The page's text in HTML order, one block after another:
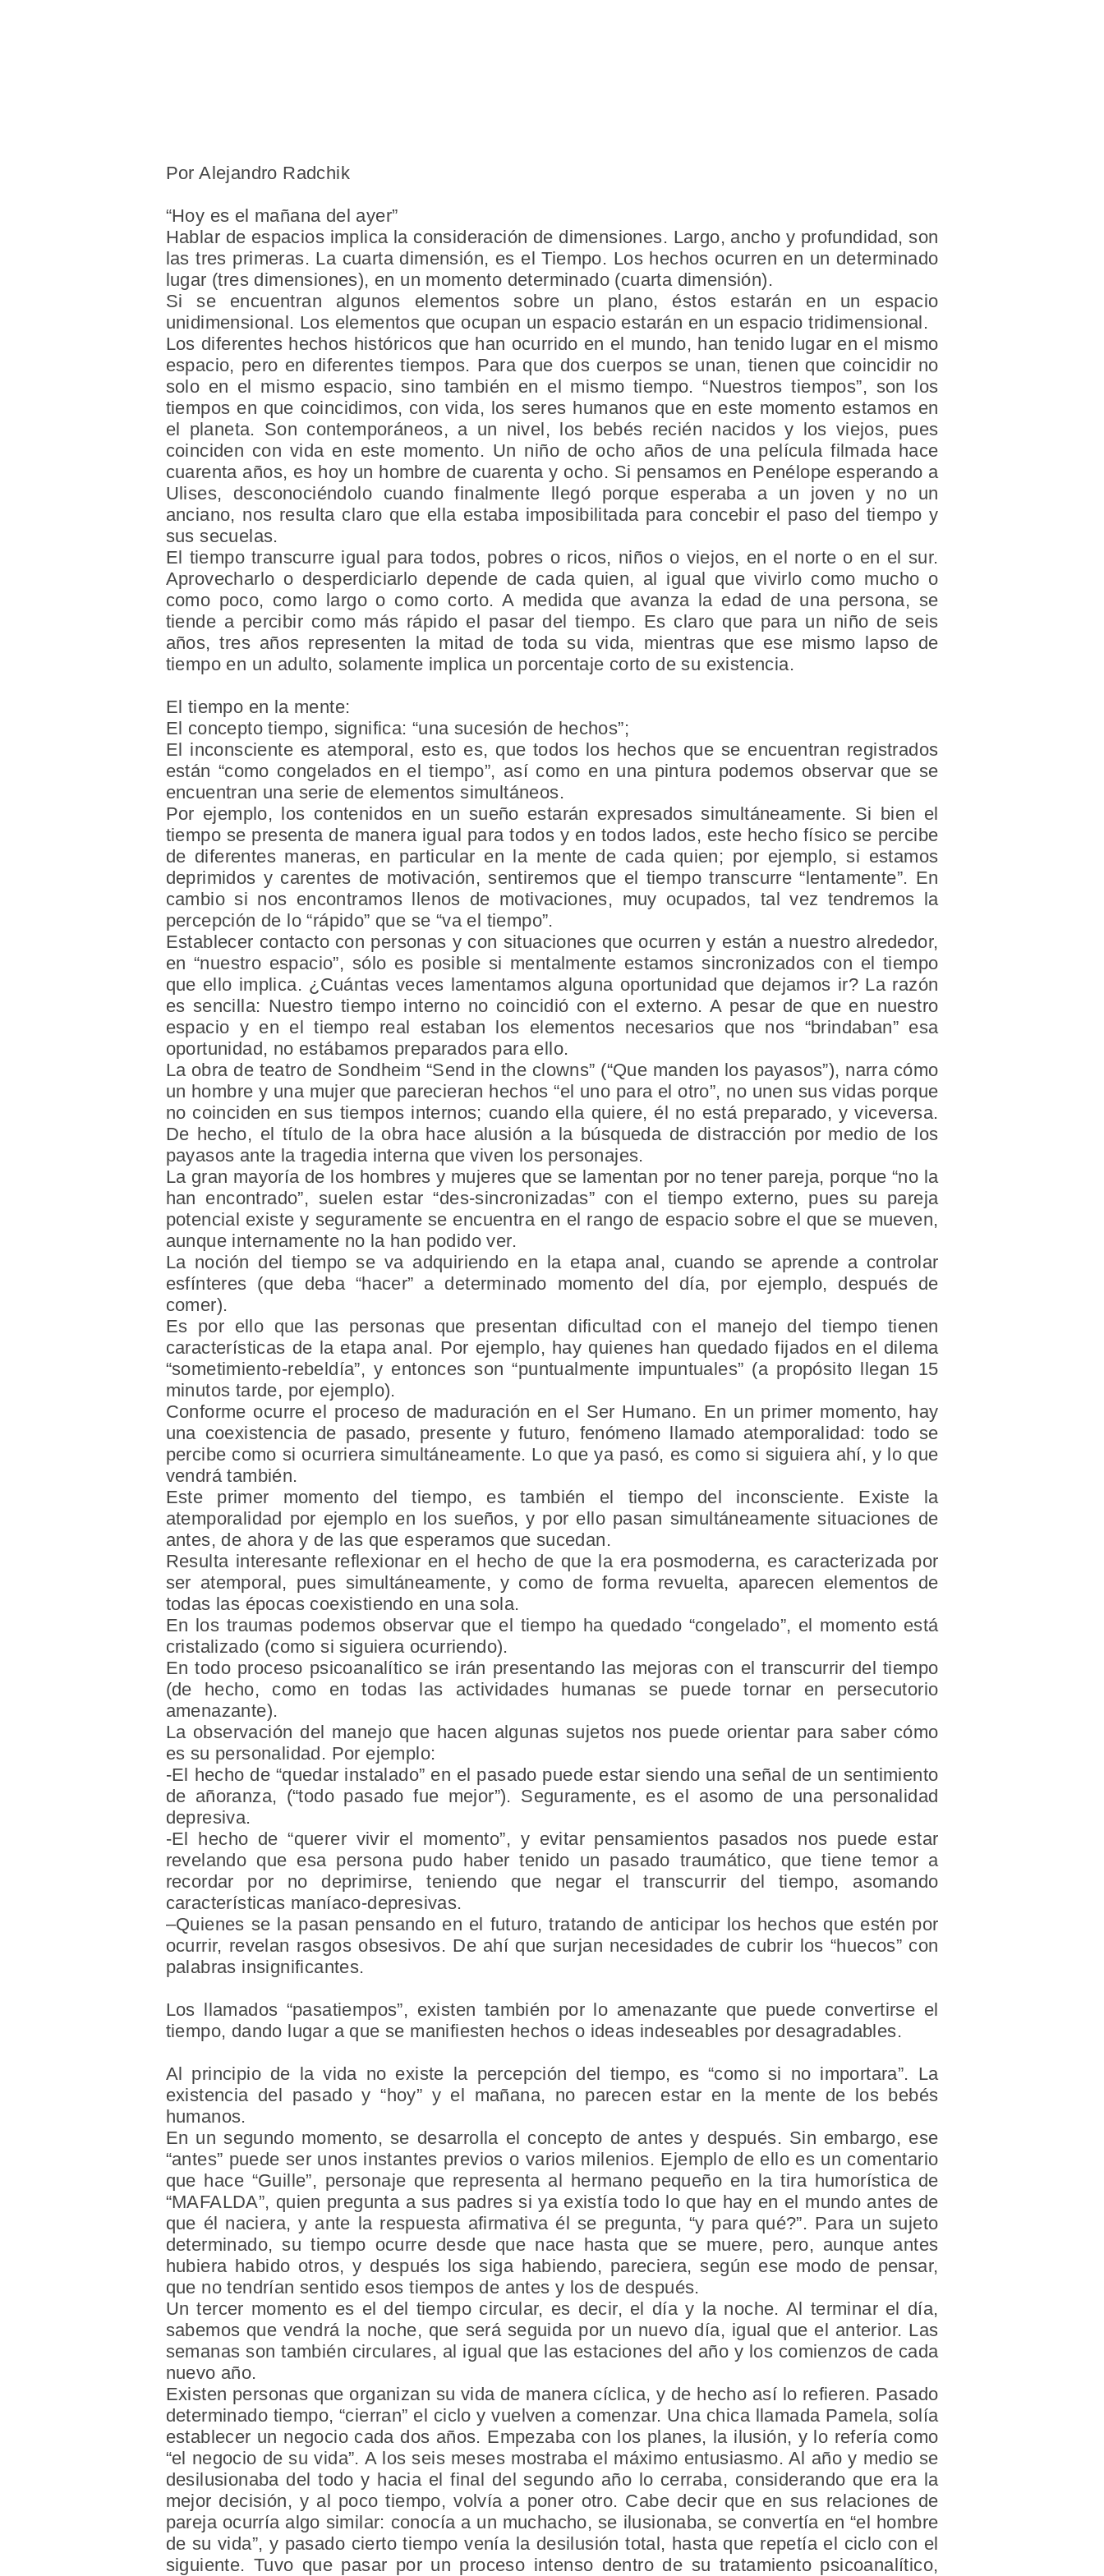
Por Alejandro Radchik
“Hoy es el mañana del ayer”
Hablar de espacios implica la consideración de dimensiones. Largo, ancho y profundidad, son
las tres primeras. La cuarta dimensión, es el Tiempo. Los hechos ocurren en un determinado
lugar (tres dimensiones), en un momento determinado (cuarta dimensión).
Si se encuentran algunos elementos sobre un plano, éstos estarán en un espacio
unidimensional. Los elementos que ocupan un espacio estarán en un espaciotridimensional.
Los diferentes hechos históricos que han ocurrido en el mundo, han tenido lugar en el mismo
espacio, pero en diferentes tiempos. Para que dos cuerpos se unan, tienen que coincidir no
solo en el mismo espacio, sino también en el mismo tiempo. “Nuestros tiempos”, son los
tiempos en que coincidimos, con vida, los seres humanos que en este momento estamos en
el planeta. Son contemporáneos, a un nivel, los bebés recién nacidos y los viejos, pues
coinciden con vida en este momento. Un niño de ocho años de una película filmada hace
cuarenta años, es hoy un hombre de cuarenta y ocho. Si pensamos en Penélope esperando a
Ulises, desconociéndolo cuando finalmente llegó porque esperaba a un joven y no un
anciano, nos resulta claro que ella estaba imposibilitada para concebir el paso del tiempo y
sus secuelas.
El tiempo transcurre igual para todos, pobres o ricos, niños o viejos, en el norte o en el sur.
Aprovecharlo o desperdiciarlo depende de cada quien, al igual que vivirlo como mucho o
como poco, como largo o como corto. A medida que avanza la edad de una persona, se
tiende a percibir como más rápido el pasar del tiempo. Es claro que para un niño de seis
años, tres años representen la mitad de toda su vida, mientras que ese mismo lapso de
tiempo en un adulto, solamente implica un porcentaje corto de su existencia.
El tiempo en la mente:
El conceptotiempo, significa: “una sucesión de hechos”;
El inconscientees atemporal, esto es, que todos los hechos que se encuentran registrados
están “como congelados en el tiempo”, así como en una pintura podemos observar que se
encuentran una serie de elementos simultáneos.
Por ejemplo, los contenidos en un sueño estarán expresadossimultáneamente. Si bien el
tiempo se presenta de manera igual para todos y en todos lados, este hecho físico se percibe
de diferentes maneras, en particular en la mente de cada quien; por ejemplo, si estamos
deprimidos y carentes de motivación, sentiremos que el tiempo transcurre “lentamente”. En
cambio si nos encontramos llenos de motivaciones, muy ocupados, tal vez tendremos la
percepción de lo “rápido” que se “va el tiempo”.
Establecer contacto con personas y con situaciones que ocurren y están a nuestro alrededor,
en “nuestro espacio”, sólo es posible si mentalmente estamos sincronizados con el tiempo
que ello implica. ¿Cuántas veces lamentamos alguna oportunidad que dejamos ir? La razón
es sencilla: Nuestro tiempo interno no coincidió con el externo. A pesar de que en nuestro
espacio y en el tiempo real estaban los elementos necesarios que nos “brindaban” esa
oportunidad, no estábamos preparados para ello.
La obra de teatro de Sondheim “Send in the clowns” (“Que manden los payasos”), narra cómo
un hombre y una mujer que parecieran hechos “el uno para el otro”, no unen sus vidas porque
no coinciden en sus tiempos internos; cuando ella quiere, él no está preparado, y viceversa.
De hecho, el título de la obra hace alusión a la búsqueda de distracción por medio de los
payasos ante la tragedia interna que viven los personajes.
La gran mayoría de los hombres y mujeres que se lamentan por no tener pareja, porque “no la
han encontrado”, suelen estar “des-sincronizadas” con el tiempo externo, pues su pareja
potencial existe y seguramente se encuentra en el rango de espacio sobre el que se mueven,
aunque internamente no la han podido ver.
La noción del tiempo se va adquiriendo en la etapa anal, cuando se aprende a controlar
esfínteres (que deba “hacer” a determinado momento del día, por ejemplo, después de
comer).
Es por ello que las personas que presentan dificultad con el manejo del tiempo tienen
características de la etapa anal. Por ejemplo, hay quienes han quedado fijados en el dilema
“sometimiento-rebeldía”, y entonces son “puntualmente impuntuales” (a propósito llegan 15
minutos tarde, por ejemplo).
Conforme ocurre el proceso de maduración en el Ser Humano. En un primer momento, hay
una coexistencia de pasado, presente y futuro, fenómeno llamado atemporalidad: todo se
percibe como si ocurriera simultáneamente. Lo que ya pasó, es como si siguiera ahí, y lo que
vendrá también.
Este primer momento del tiempo, es también el tiempo del inconsciente. Existe la
atemporalidad por ejemplo en los sueños, y por ello pasan simultáneamente situaciones de
antes, de ahora y de las que esperamos que sucedan.
Resulta interesante reflexionar en el hecho de que la era posmoderna, es caracterizada por
ser atemporal, pues simultáneamente, y como de forma revuelta, aparecen elementos de
todas las épocas coexistiendo en una sola.
En los traumas podemos observar que el tiempo ha quedado “congelado”, el momento está
cristalizado (como si siguiera ocurriendo).
En todo proceso psicoanalítico se irán presentando las mejoras con el transcurrir del tiempo
(de hecho, como en todas las actividades humanas se puede tornar en persecutorio
amenazante).
La observación del manejo que hacen algunas sujetos nos puede orientar para saber cómo
es su personalidad. Por ejemplo:
-El hecho de “quedar instalado” en el pasado puede estar siendo una señal de un sentimiento
de añoranza, (“todo pasado fue mejor”). Seguramente, es el asomo de una personalidad
depresiva.
-El hecho de “querer vivir el momento”, y evitar pensamientos pasados nos puede estar
revelando que esa persona pudo haber tenido un pasado traumático, que tiene temor a
recordar por no deprimirse, teniendo que negar el transcurrir del tiempo, asomando
características maníaco-depresivas.
–Quienes se la pasan pensando en el futuro, tratando de anticipar los hechos que estén por
ocurrir, revelan rasgos obsesivos. De ahí que surjan necesidades de cubrir los “huecos” con
palabras insignificantes.
Los llamados “pasatiempos”, existen también por lo amenazante que puede convertirse el
tiempo, dando lugar a que se manifiesten hechos o ideas indeseables por desagradables.
Al principio de la vida no existe la percepción del tiempo, es “como si no importara”. La
existencia del pasado y “hoy” y el mañana, no parecen estar en la mente de los bebés
humanos.
En un segundo momento, se desarrolla el concepto de antes y después. Sin embargo, ese
“antes” puede ser unos instantes previos o varios milenios. Ejemplo de ello es un comentario
que hace “Guille”, personaje que representa al hermano pequeño en la tira humorística de
“MAFALDA”, quien pregunta a sus padres si ya existía todo lo que hay en el mundo antes de
que él naciera, y ante la respuesta afirmativa él se pregunta, “y para qué?”. Para un sujeto
determinado, su tiempo ocurre desde que nace hasta que se muere, pero, aunque antes
hubiera habido otros, y después los siga habiendo, pareciera, según ese modo de pensar,
que no tendrían sentido esos tiempos de antes y los de después.
Un tercer momento es el del tiempo circular, es decir, el día y la noche. Al terminar el día,
sabemos que vendrá la noche, que será seguida por un nuevo día, igual que el anterior. Las
semanas son también circulares, al igual que las estaciones del año y los comienzos de cada
nuevo año.
Existen personas que organizan su vida de manera cíclica, y de hecho así lo refieren. Pasado
determinado tiempo, “cierran” el ciclo y vuelven a comenzar. Una chica llamada Pamela, solía
establecer un negocio cada dos años. Empezaba con los planes, la ilusión, y lo refería como
“el negocio de su vida”. A los seis meses mostraba el máximo entusiasmo. Al año y medio se
desilusionaba del todo y hacia el final del segundo año lo cerraba, considerando que era la
mejor decisión, y al poco tiempo, volvía a poner otro. Cabe decir que en sus relaciones de
pareja ocurría algo similar: conocía a un muchacho, se ilusionaba, se convertía en “el hombre
de su vida”, y pasado cierto tiempo venía la desilusión total, hasta que repetía el ciclo con el
siguiente. Tuvo que pasar por un proceso intenso dentro de su tratamiento psicoanalítico,